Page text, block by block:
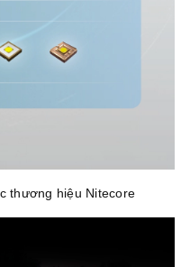
thương hiệu Nitecore